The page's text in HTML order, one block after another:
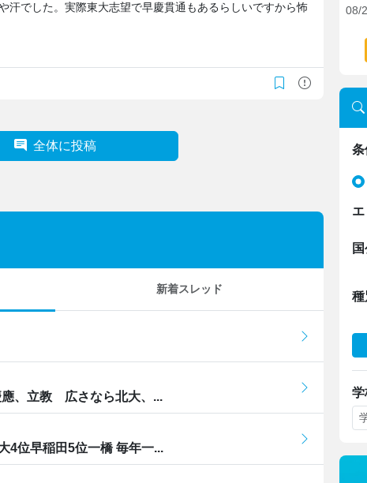
汗でした。実際東大志望で早慶貫通もあるらしいですから怖
全体に投稿
新着スレッド
、立教 広さなら北大、...
4位早稲田5位一橋 毎年一...
08/
条
種
学